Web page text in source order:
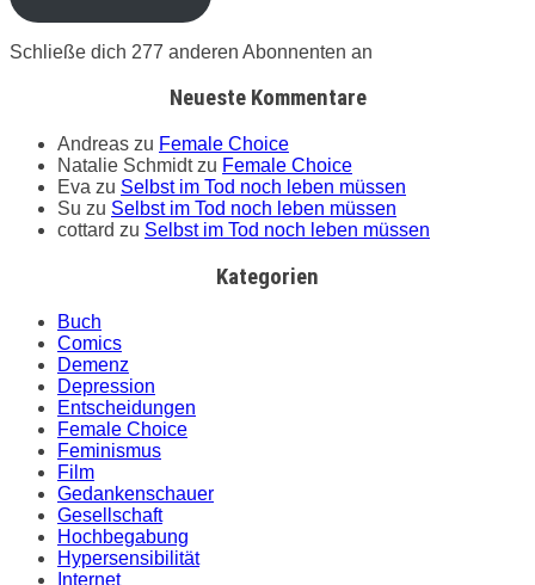
Schließe dich 277 anderen Abonnenten an
Neueste Kommentare
Andreas zu Female Choice
Natalie Schmidtzu Female Choice
Eva zu Selbst im Tod noch leben müssen
Su zu Selbst im Tod noch leben müssen
cottard zu Selbst im Tod noch leben müssen
Kategorien
Buch
Comics
Demenz
Depression
Entscheidungen
Female Choice
Feminismus
Film
Gedankenschauer
Gesellschaft
Hochbegabung
Hypersensibilität
Internet